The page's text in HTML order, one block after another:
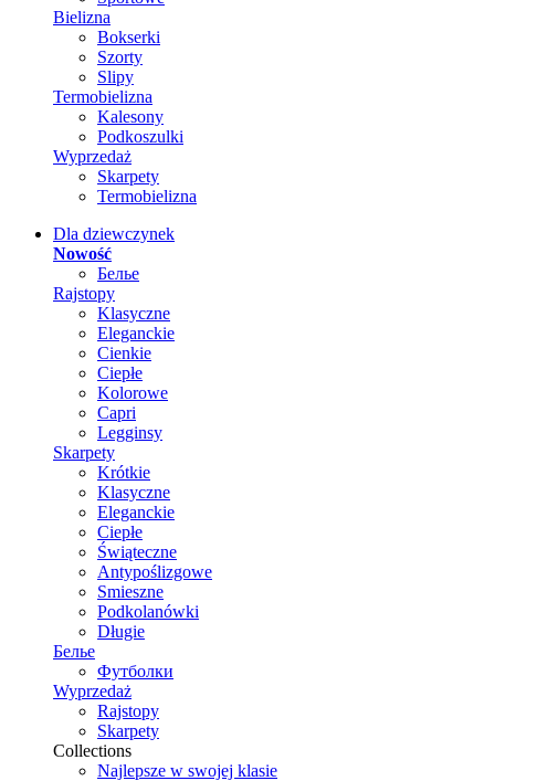
Bielizna
Bokserki
Szorty
Slipy
Termobielizna
Kalesony
Podkoszulki
Wyprzedaż
Skarpety
Termobielizna
Dla dziewczynek
Nowość
Белье
Rajstopy
Klasyczne
Eleganckie
Cienkie
Ciepłe
Kolorowe
Capri
Legginsy
Skarpety
Krótkie
Klasyczne
Eleganckie
Ciepłe
Świąteczne
Antypoślizgowe
Smieszne
Podkolanówki
Długie
Белье
Футболки
Wyprzedaż
Rajstopy
Skarpety
Collections
Najlepsze w swojej klasie